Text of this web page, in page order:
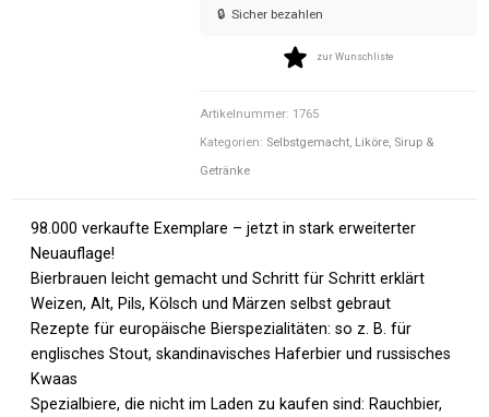
🔒 Sicher bezahlen
zur Wunschliste
Artikelnummer: 1765
Kategorien: Selbstgemacht, Liköre, Sirup &
Getränke
98.000 verkaufte Exemplare – jetzt in stark erweiterter
Neuauflage!
Bierbrauen leicht gemacht und Schritt für Schritt erklärt
Weizen, Alt, Pils, Kölsch und Märzen selbst gebraut
Rezepte für europäische Bierspezialitäten: so z. B. für
englisches Stout, skandinavisches Haferbier und russisches
Kwaas
Spezialbiere, die nicht im Laden zu kaufen sind: Rauchbier,